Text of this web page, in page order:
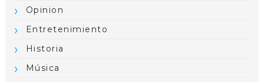
Opinion
Entretenimiento
Historia
Música